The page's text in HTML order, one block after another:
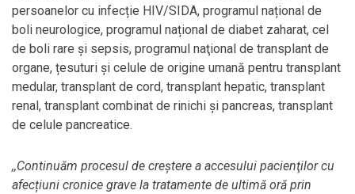
persoanelor cu infecție HIV/SIDA, programul național de
boli neurologice, programul național de diabet zaharat, cel
de boli rare și sepsis, programul naţional de transplant de
organe, țesuturi şi celule de origine umană pentru transplant
medular, transplant de cord, transplant hepatic, transplant
renal, transplant combinat de rinichi şi pancreas, transplant
de celule pancreatice.
,,Continuăm procesul de creştere a accesului pacienţilor cu
afecțiuni cronice grave la tratamente de ultimă oră prin